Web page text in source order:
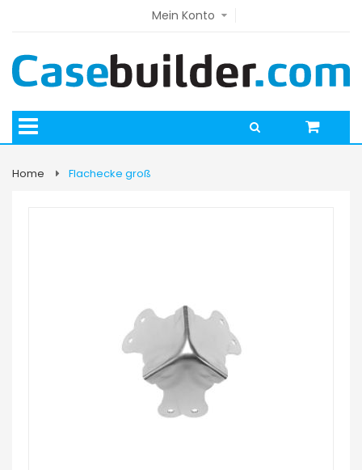
Mein Konto
Home Flachecke groß